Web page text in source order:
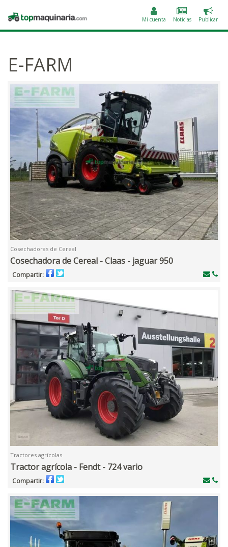
Topmaquinaria.com Mi cuenta Noticias
un
Publicar
E-FARM
Cosechadoras de Cereal
Cosechadora de Cereal - Claas - jaguar 950
Compartir:
Tractores agrícolas
Tractor agrícola - Fendt - 724 vario
Compartir: